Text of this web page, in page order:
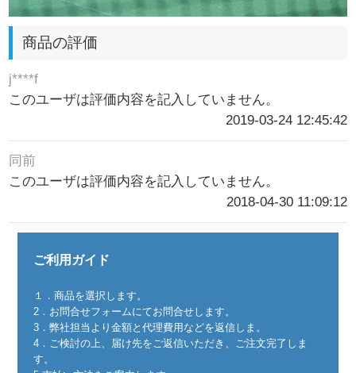
商品の評価
j****f
このユーザは評価内容を記入していません。
2019-03-24 12:45:42
同前
このユーザは評価内容を記入していません。
2018-04-30 11:09:12
ご利用ガイド
１．商品を選択します。
2．お問合せフォームにてお問合せします。
3．弊社担当より金額と代理費用などを返信しま。
4．ご検討の上、届け先をご返信いただき、ご注文完了しま
す。